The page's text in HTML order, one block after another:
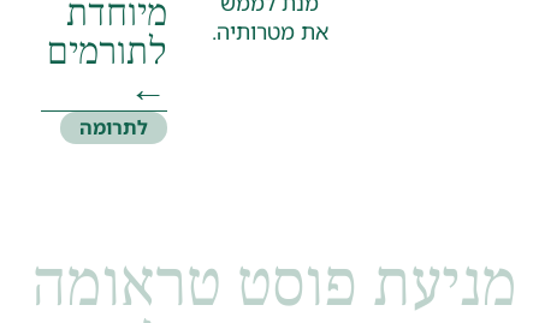
את מטרותיה.
מיוחדת
לתורמים
לתרומה
פוסט טראומה